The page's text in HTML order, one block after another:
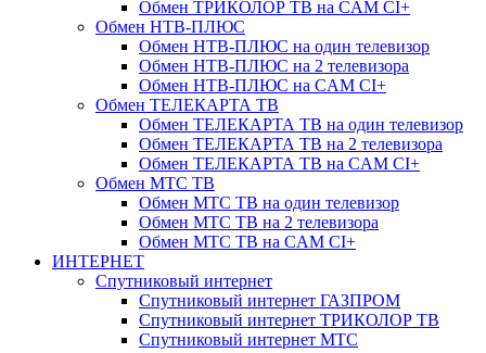
Обмен ТРИКОЛОР ТВ на CAM CI+
Обмен НТВ-ПЛЮС
Обмен НТВ-ПЛЮС на один телевизор
Обмен НТВ-ПЛЮС на 2 телевизора
Обмен НТВ-ПЛЮС на CAM CI+
Обмен ТЕЛЕКАРТА ТВ
Обмен ТЕЛЕКАРТА ТВ на один телевизор
Обмен ТЕЛЕКАРТА ТВ на 2 телевизора
Обмен ТЕЛЕКАРТА ТВ на CAM CI+
Обмен МТС ТВ
Обмен МТС ТВ на один телевизор
Обмен МТС ТВ на 2 телевизора
Обмен МТС ТВ на CAM CI+
ИНТЕРНЕТ
Спутниковый интернет
Спутниковый интернет ГАЗПРОМ
Спутниковый интернет ТРИКОЛОР ТВ
Спутниковый интернет МТС